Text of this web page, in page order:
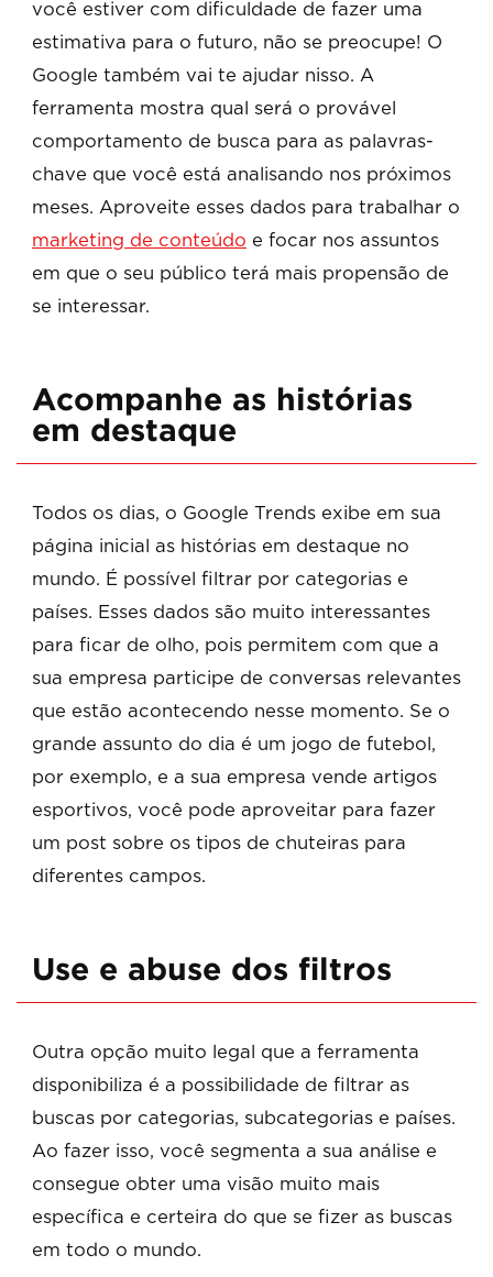
você estiver com dificuldade de fazer uma
estimativa para o futuro, não se preocupe! O
Google também vai te ajudar nisso. A
ferramenta mostra qual será o provável
comportamento de busca para as palavras-
chave que você está analisando nos próximos
meses. Aproveite esses dados para trabalhar o
marketing de conteúdo e focar nos assuntos
em que o seu público terá mais propensão de
se interessar.
Acompanhe as histórias
em destaque
Todos os dias, o Google Trends exibe em sua
página inicial as histórias em destaque no
mundo. É possível filtrar por categorias e
países. Esses dados são muito interessantes
para ficar de olho, pois permitem com que a
sua empresa participe de conversas relevantes
que estão acontecendo nesse momento. Se o
grande assunto do dia é um jogo de futebol,
por exemplo, e a sua empresa vende artigos
esportivos, você pode aproveitar para fazer
um post sobre os tipos de chuteiras para
diferentes campos.
Use e abuse dos filtros
Outra opção muito legal que a ferramenta
disponibiliza é a possibilidade de filtrar as
buscas por categorias, subcategorias e países.
Ao fazer isso, você segmenta a sua análise e
consegue obter uma visão muito mais
específica e certeira do que se fizer as buscas
em todo o mundo.